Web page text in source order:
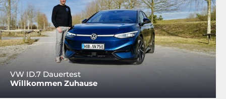
VW ID.7 Dauertest
Willkommen Zuhause